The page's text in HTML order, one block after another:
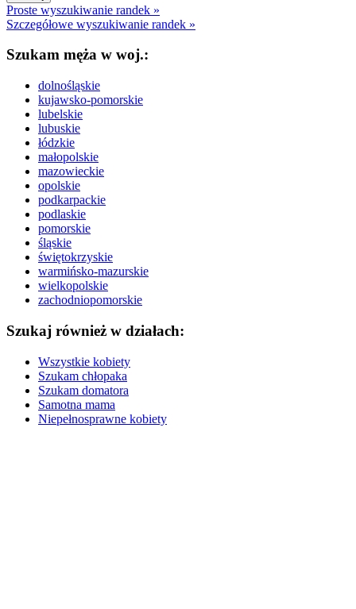
Proste wyszukiwanie randek »
Szczegółowe wyszukiwanie randek »
Szukam męża w woj.:
dolnośląskie
kujawsko-pomorskie
lubelskie
lubuskie
łódzkie
małopolskie
mazowieckie
opolskie
podkarpackie
podlaskie
pomorskie
śląskie
świętokrzyskie
warmińsko-mazurskie
wielkopolskie
zachodniopomorskie
Szukaj również w działach:
Wszystkie kobiety
Szukam chłopaka
Szukam domatora
Samotna mama
Niepełnosprawne kobiety